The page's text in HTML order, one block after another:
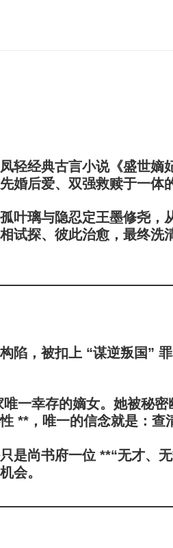
轻经典古言小说《盛世嫡
婚后爱、双强救赎于一体
叶璃与隐忍定王墨修尧，
试探、彼此治愈，最终洗
陷，被扣上 “谋逆叛国”
唯一幸存的嫡女。她被秘
**，唯一的信念就是： 查
是尚书府一位 **“无才、
会。